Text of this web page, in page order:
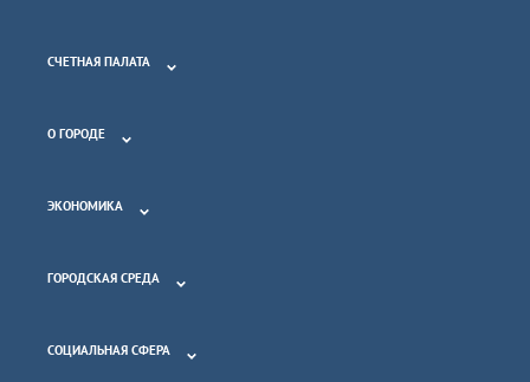
СЧЕТНАЯ ПАЛАТА
О ГОРОДЕ
ЭКОНОМИКА
ГОРОДСКАЯ СРЕДА
СОЦИАЛЬНАЯ СФЕРА